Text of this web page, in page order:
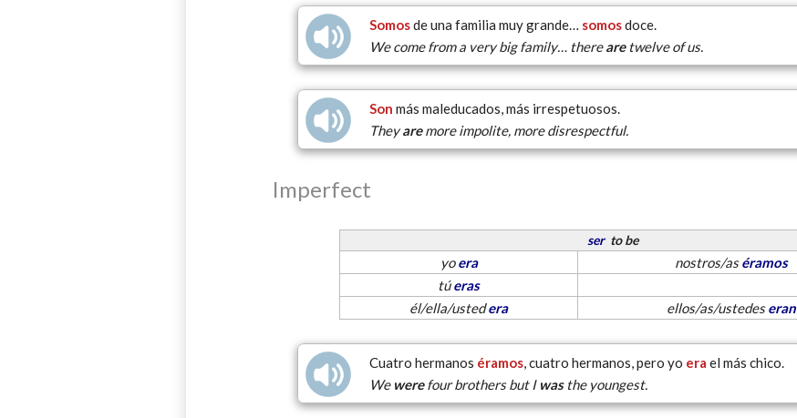
Somosde una familia muy grande… somosdoce.
We come from a very big family… therearetwelve of us.
Son más maleducados, más irrespetuosos.
Theyaremore impolite, more disrespectful.
Imperfect
serto be
yoera nostros/aséramos
túeras
él/ella/ustedera ellos/as/ustedeseran
Cuatro hermanos éramos, cuatro hermanos, pero yo era el más chico.
We werefour brothers but I wasthe youngest.